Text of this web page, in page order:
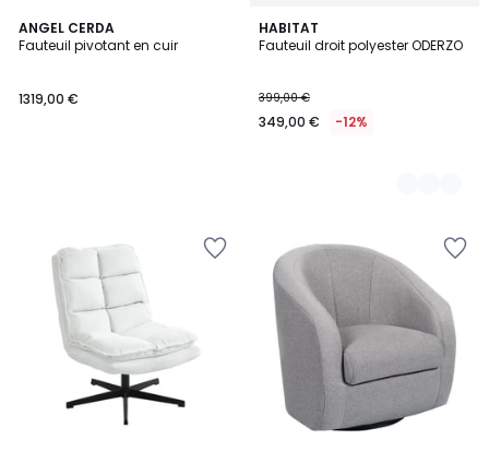
ANGEL CERDA
Fauteuil pivotant en cuir
1319,00 €
HABITAT
Fauteuil droit polyester ODERZO
399,00 €
349,00 € -12%
3
Couleurs